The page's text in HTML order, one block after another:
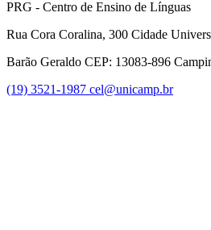
PRG - Centro de Ensino de Línguas
Rua Cora Coralina, 300 Cidade
Barão Geraldo CEP: 13083-896
(19) 3521-1987 cel@unicamp.br